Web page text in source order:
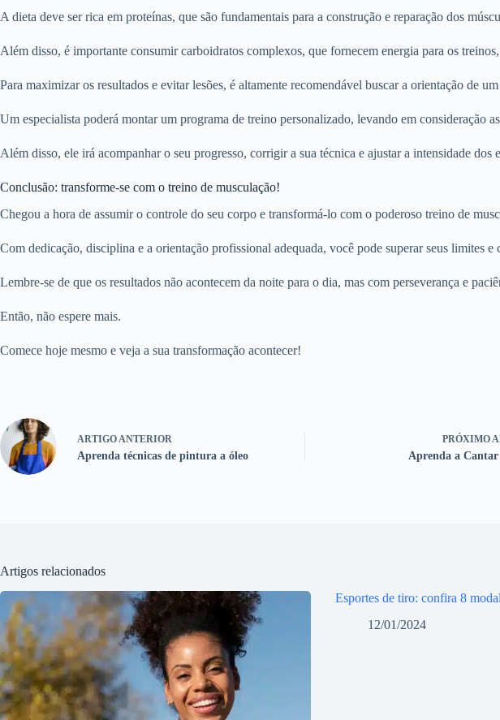
A dieta deve ser rica em proteínas, que são fundamentais para a construção e reparação dos
Além disso, é importante consumir carboidratos complexos, que fornecem energia para os
Para maximizar os resultados e evitar lesões, é altamente recomendável buscar a orientação de
Um especialista poderá montar um programa de treino personalizado, levando em consideração
Além disso, ele irá acompanhar o seu progresso, corrigir a sua técnica e ajustar a intensidade dos
Conclusão: transforme-se com o treino de musculação!
Chegou a hora de assumir o controle do seu corpo e transformá-lo com o poderoso treino de
Com dedicação, disciplina e a orientação profissional adequada, você pode superar seus limites e
Lembre-se de que os resultados não acontecem da noite para o dia, mas com perseverança e
Então, não espere mais.
Comece hoje mesmo e veja a sua transformação acontecer!
ARTIGO ANTERIOR
Aprenda técnicas de pintura a óleo
PRÓXIMO
Aprenda a
Artigos relacionados
Esportes de tiro: confira 8
12/01/2024